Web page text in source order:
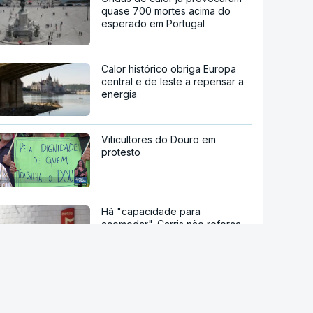
quase 700 mortes acima do
esperado em Portugal
Calor histórico obriga Europa
central e de leste a repensar a
energia
Viticultores do Douro em
protesto
Há "capacidade para
acomodar". Carris não reforça